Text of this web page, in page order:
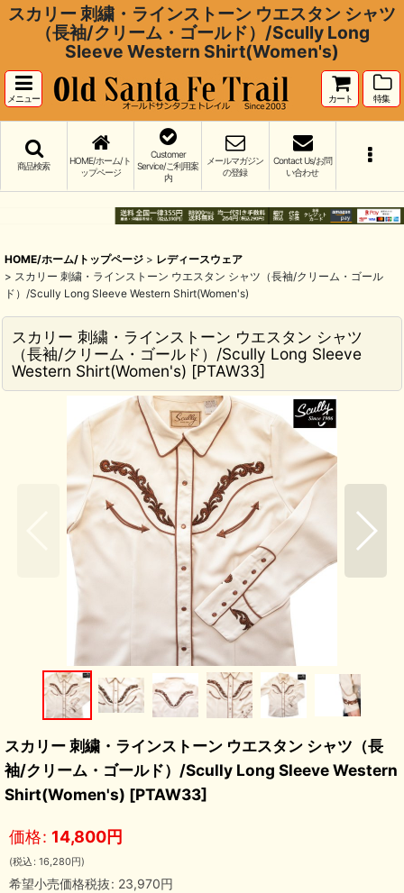
スカリー 刺繍・ラインストーン ウエスタン シャツ
（長袖/クリーム・ゴールド）/Scully Long
Sleeve Western Shirt(Women's)
メニュー カート 特集
商品検索
HOME/ホーム/ト
ップページ
Customer
Service/ご利用案
内
メールマガジン
の登録
Contact Us/お問
い合わせ
HOME/ホーム/トップページ > レディースウェア
> スカリー 刺繍・ラインストーン ウエスタン シャツ（長袖/クリーム・ゴール
ド）/Scully Long Sleeve Western Shirt(Women's)
スカリー 刺繍・ラインストーン ウエスタン シャツ
（長袖/クリーム・ゴールド）/Scully Long Sleeve
Western Shirt(Women's) [PTAW33]
スカリー 刺繍・ラインストーン ウエスタン シャツ（長
袖/クリーム・ゴールド）/Scully Long Sleeve Western
Shirt(Women's) [PTAW33]
価格: 14,800円
(税込 : 16,280円)
希望小売価格税抜: 23,970円